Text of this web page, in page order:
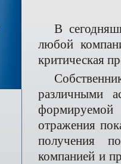
В
любой
критическая
различными
отражения
получения
компанией и